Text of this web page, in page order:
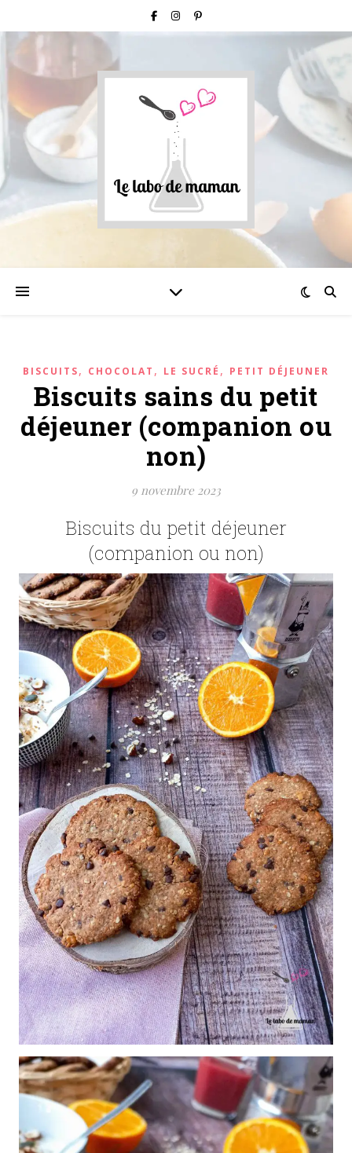
BISCUITS, CHOCOLAT , LE SUCRÉ , PETIT DÉJEUNER
Biscuits sains du petit
déjeuner (companion ou
non)
9 novembre 2023
Biscuits du petit déjeuner
(companion ou non)